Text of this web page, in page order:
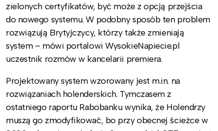
zielonych certyfikatów, być może z opcją przejścia
do nowego systemu. W podobny sposób ten problem
rozwiązują Brytyjczycy, którzy także zmieniają
system – mówi portalowi WysokieNapiecie.pl
uczestnik rozmów w kancelarii premiera.
Projektowany system wzorowany jest m.in. na
rozwiązaniach holenderskich. Tymczasem z
ostatniego raportu Rabobanku wynika, że Holendrzy
muszą go zmodyfikować, bo przy obecnej ścieżce w